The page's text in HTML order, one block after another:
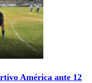
América ante 12